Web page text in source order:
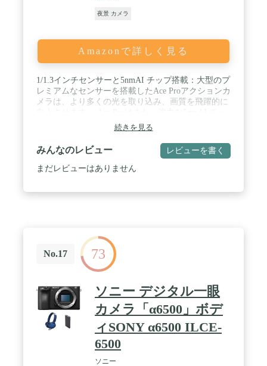
夜景 カメラ
Amazonで詳しく見る
1/1.3インチセンサーと5nmAI チップ搭載：大型のプ
レミアムなセンサーを搭載したAce Proアクションカ
メラは、より多くの光を取り込み、画質を飛躍的に
プを組み込んだ初のアクションカメラ 。センサーの
能力を最大化し、ノイズを低減し低照度 イメージの
明るさを増幅します。AI技術を詰め込むことで、高
度な画質向上が実現されます。 / 光学設計のノウハ
ウと最先端の画像処理技術をAce Proウェアラブルカ
ナミックレンジを向上させます。 / 2.4インチフリッ
プ式タッチスクリーン：巨大なフリップ式タッチス
クリーンで操作性が向上。 どんなアングルからでも
簡単にプレビューできます。 冒険仕様: 最先端の
FlowState手ブレ補正により、激しい衝撃や揺れでも
映像を安定。 Ace Proは10m防水で、-20°Cの環境下
でも撮影でき、ウィンタースポーツ撮影にも対応。
/ 簡単撮影と共有：マグネット式マウントシステム
でアクセサリーをシームレスに切り替えられます。
ズームなどの使いやすい機能もサポート。 内蔵の
AI が自動的にハイライトを生成し、Insta360 アプリ
続きを見る
みんなのレビュー レビューを書く
まだレビューはありません
No.17 73
ソニー デジタル一眼
カメラ「α6500」ボデ
ィSONY α6500 ILCE-
6500
ソニー